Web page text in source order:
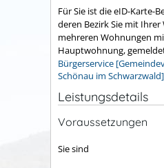
Für Sie ist dieeID-Karte-B
deren Bezirk Sie mit
mehreren Wohnungen
Hauptwohnung,
Bürgerservice
Schönau im Schwarzwald]
Leistungsdetails
Voraussetzungen
Sie sind